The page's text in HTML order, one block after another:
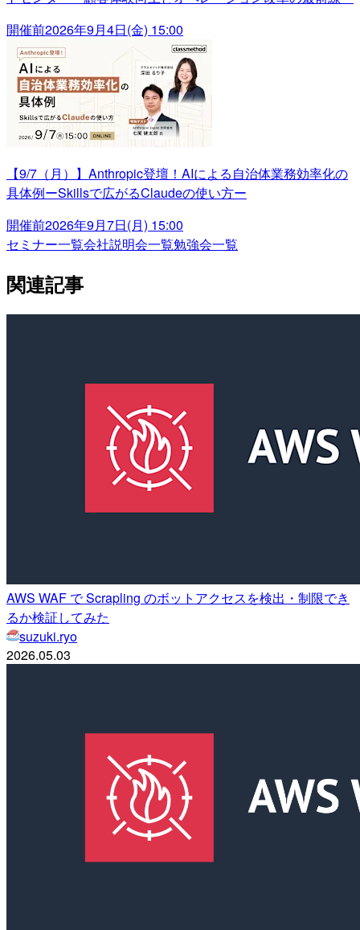
開催前2026年9月4日(金) 15:00
【9/7（月）】Anthropic登壇！AIによる自治体業務効率化の
具体例ーSkillsで広がるClaudeの使い方ー
開催前2026年9月7日(月) 15:00
セミナー一覧会社説明会一覧勉強会一覧
関連記事
AWS WAF で Scrapling のボットアクセスを検出・制限でき
るか検証してみた
suzuki.ryo
2026.05.03